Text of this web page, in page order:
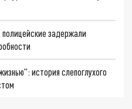
задержали
история слепоглухого